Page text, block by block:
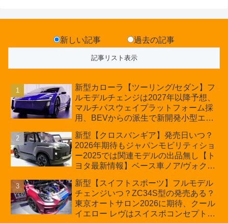
新しい記事 過去の記事
新型カローラ【ツーリング/セダン】フ
ルモデルチェンジは2027年以降予想、
マルチパスウェイプラットフォーム採
用、BEVからの派生で新開発小型エン
の採用は無しか【トヨタ最新情報】60
周年記念車発売
新型【クロスバンギア】発売日いつ？
2026年期待もジャパンモビリティショ
ー2025では関連モデルの出品無し【ト
ヨタ最新情報】ベース車ノア/ヴォクシ
ほか「コア」と「ツール」、デリカ
D:5対抗のクロスオーバーSUVミニバ
ン
新型【スイフトスポーツ】フルモデル
チェンジいつ？ZC34S型の発売ある？
東京オートサロン2026に期待、クール
イエロー レヴはスイスポコンセプト